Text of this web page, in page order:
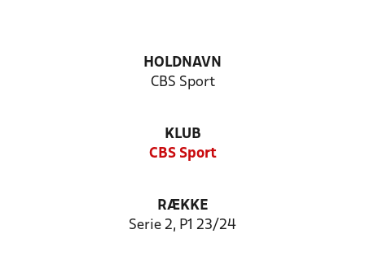
HOLDNAVN
CBS Sport
KLUB
CBS Sport
RÆKKE
Serie 2, P1 23/24